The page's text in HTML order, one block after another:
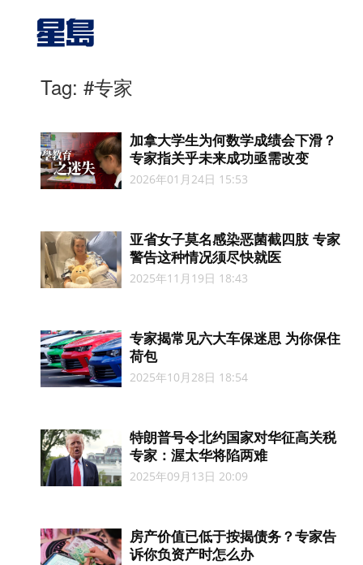
Tag: #专家
加拿大学生为何数学成绩会下滑？
专家指关乎未来成功亟需改变
2026年01月24日 15:53
亚省女子莫名感染恶菌截四肢 专家
警告这种情况须尽快就医
2025年11月19日 18:43
专家揭常见六大车保迷思 为你保住
荷包
2025年10月28日 18:54
特朗普号令北约国家对华征高关税
专家：渥太华将陷两难
2025年09月13日 20:09
房产价值已低于按揭债务？专家告
诉你负资产时怎么办